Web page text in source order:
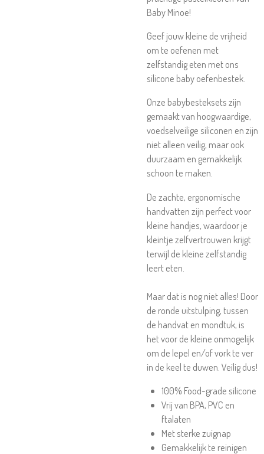
Baby Minoe!
Geef jouw kleine de vrijheid
om te oefenen met
zelfstandig eten met ons
silicone baby oefenbestek.
Onze babybesteksets zijn
gemaakt van hoogwaardige,
voedselveilige siliconen en zijn
niet alleen veilig, maar ook
duurzaam en gemakkelijk
schoon te maken.
De zachte, ergonomische
handvatten zijn perfect voor
kleine handjes, waardoor je
kleintje zelfvertrouwen krijgt
terwijl de kleine zelfstandig
leert eten.
Maar dat is nog niet alles! Door
de ronde uitstulping, tussen
de handvat en mondtuk, is
het voor de kleine onmogelijk
om de lepel en/of vork te ver
in de keel te duwen. Veilig dus!
100% Food-grade silicone
Vrij van BPA, PVC en
ftalaten
Met sterke zuignap
Gemakkelijk te reinigen